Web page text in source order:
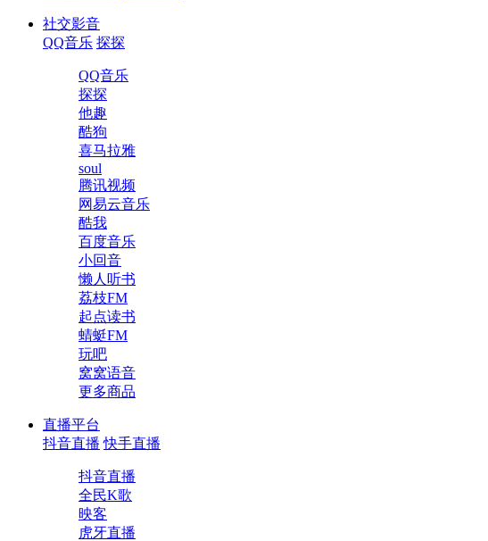
社交影音
QQ音乐 探探
QQ音乐
探探
他趣
酷狗
喜马拉雅
soul
腾讯视频
网易云音乐
酷我
百度音乐
小回音
懒人听书
荔枝FM
起点读书
蜻蜓FM
玩吧
窝窝语音
更多商品
直播平台
抖音直播 快手直播
抖音直播
全民K歌
映客
虎牙直播